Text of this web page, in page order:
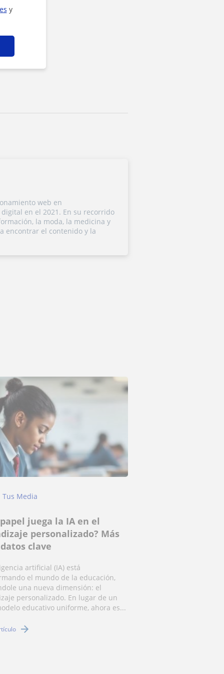
y
web en
en el 2021. En su recorrido
la moda, la medicina y
encontrar el contenido y la
Tus Media
juega la IA en el
personalizado? Más
clave
artificial (IA) está
el mundo de la educación,
una nueva dimensión: el
personalizado. En lugar de un
educativo uniforme, ahora es...